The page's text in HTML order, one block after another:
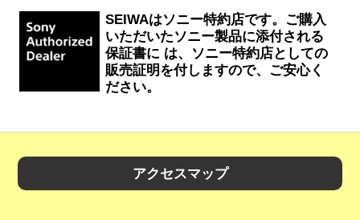
SEIWAはソニー特約店です。ご購入
いただいたソニー製品に添付される
保証書に は、ソニー特約店としての
販売証明を付しますので、ご安心く
ださい。
アクセスマップ